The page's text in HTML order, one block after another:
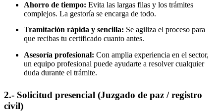
Ahorro de tiempo: Evita las largas filas y los trámites
complejos. La gestoría se encarga de todo.
Tramitación rápida y sencilla: Se agiliza el proceso para
que recibas tu certificado cuanto antes.
Asesoría profesional: Con amplia experiencia en el sector,
un equipo profesional puede ayudarte a resolver cualquier
duda durante el trámite.
2.- Solicitud presencial (Juzgado de paz / registro
civil)